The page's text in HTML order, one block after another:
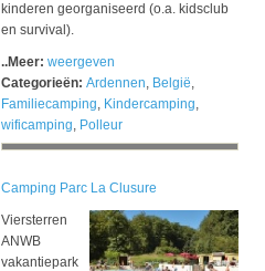
kinderen georganiseerd (o.a. kidsclub
en survival).
..Meer: weergeven
Categorieën: Ardennen, België,
Familiecamping, Kindercamping,
wificamping, Polleur
Camping Parc La Clusure
Viersterren
ANWB
vakantiepark